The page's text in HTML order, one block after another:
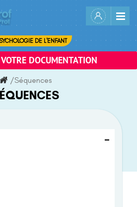
DE L'ENFANT
DOCUMENTATION
/Séquences
-